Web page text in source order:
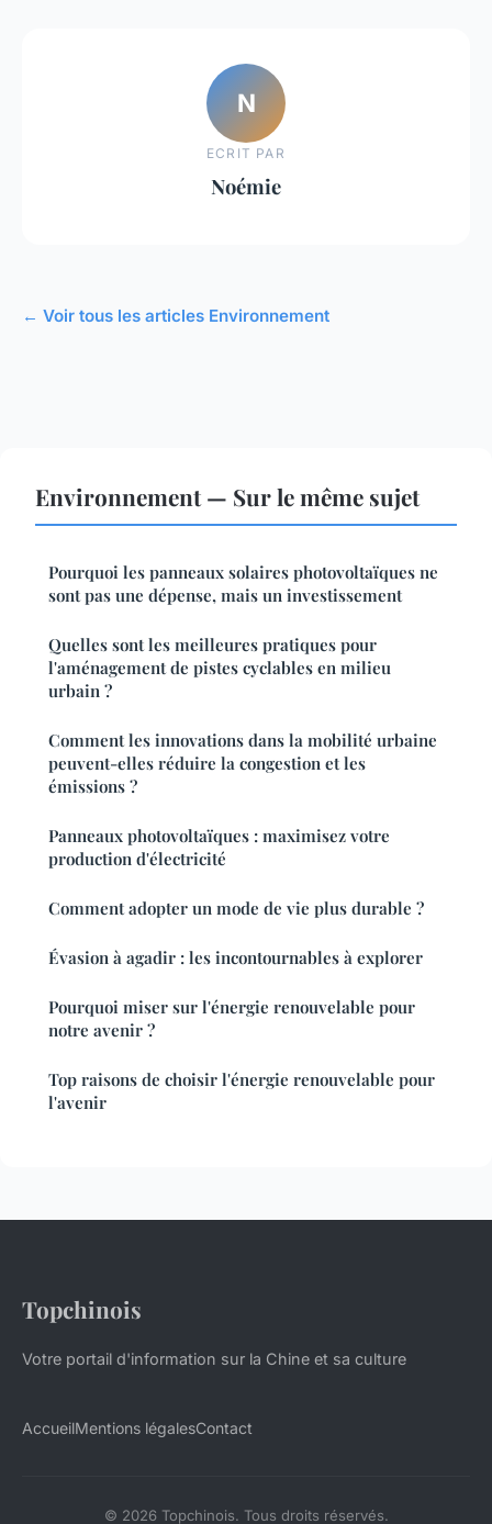
N
ECRIT PAR
Noémie
← Voir tous les articles Environnement
Environnement — Sur le même sujet
Pourquoi les panneaux solaires photovoltaïques ne
sont pas une dépense, mais un investissement
Quelles sont les meilleures pratiques pour
l'aménagement de pistes cyclables en milieu
urbain ?
Comment les innovations dans la mobilité urbaine
peuvent-elles réduire la congestion et les
émissions ?
Panneaux photovoltaïques : maximisez votre
production d'électricité
Comment adopter un mode de vie plus durable ?
Évasion à agadir : les incontournables à explorer
Pourquoi miser sur l'énergie renouvelable pour
notre avenir ?
Top raisons de choisir l'énergie renouvelable pour
l'avenir
Topchinois
Votre portail d'information sur la Chine et sa culture
AccueilMentions légalesContact
© 2026 Topchinois. Tous droits réservés.